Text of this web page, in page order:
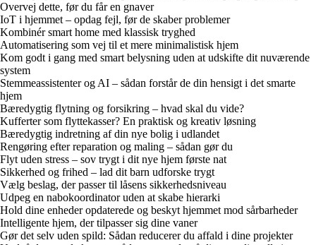
Overvej dette, før du får en gnaver
IoT i hjemmet – opdag fejl, før de skaber problemer
Kombinér smart home med klassisk tryghed
Automatisering som vej til et mere minimalistisk hjem
Kom godt i gang med smart belysning uden at udskifte dit nuværende
system
Stemmeassistenter og AI – sådan forstår de din hensigt i det smarte
hjem
Bæredygtig flytning og forsikring – hvad skal du vide?
Kufferter som flyttekasser? En praktisk og kreativ løsning
Bæredygtig indretning af din nye bolig i udlandet
Rengøring efter reparation og maling – sådan gør du
Flyt uden stress – sov trygt i dit nye hjem første nat
Sikkerhed og frihed – lad dit barn udforske trygt
Vælg beslag, der passer til låsens sikkerhedsniveau
Udpeg en nabokoordinator uden at skabe hierarki
Hold dine enheder opdaterede og beskyt hjemmet mod sårbarheder
Intelligente hjem, der tilpasser sig dine vaner
Gør det selv uden spild: Sådan reducerer du affald i dine projekter